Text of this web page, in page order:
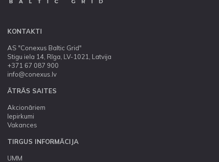
KONTAKTI
AS "Conexus Baltic Grid"
Stigu iela 14, Rīga, LV-1021, Latvija
+371 67 087 900
info@conexus.lv
ĀTRĀS SAITES
Akcionāriem
Iepirkumi
Vakances
TIRGUS INFORMĀCIJA
UMM